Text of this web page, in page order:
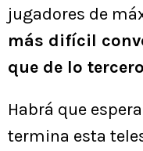
jugadores de
más difícil
que de lo
Habrá que
termina esta